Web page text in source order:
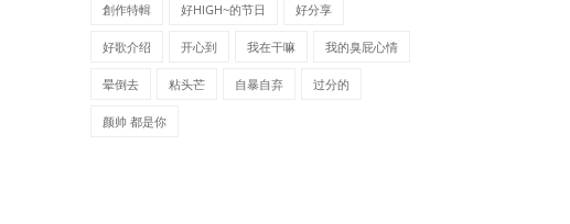
創作特輯 好HIGH~的节日 好分享
好歌介绍 开心到 我在干嘛 我的臭屁心情
晕倒去 粘头芒 自暴自弃 过分的
颜帅 都是你